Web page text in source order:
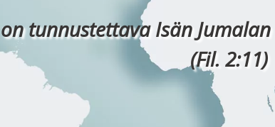
tunnustettava Isän
(Fil. 2:11)